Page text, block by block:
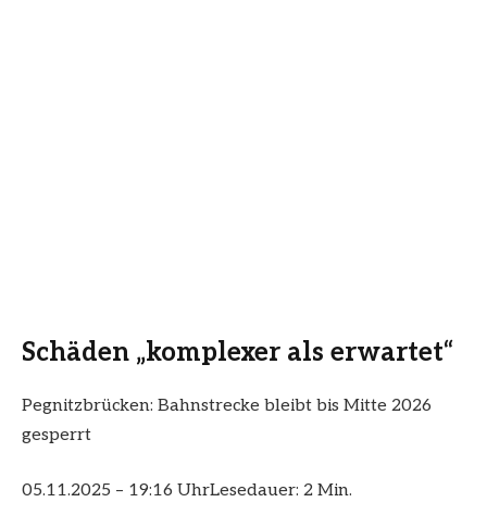
Schäden „komplexer als erwartet“
Pegnitzbrücken: Bahnstrecke bleibt bis Mitte 2026
gesperrt
05.11.2025 – 19:16 UhrLesedauer: 2 Min.